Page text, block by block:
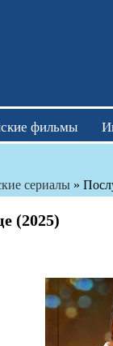
фильмы
сериалы »
(2025)